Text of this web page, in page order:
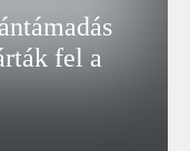
fel a